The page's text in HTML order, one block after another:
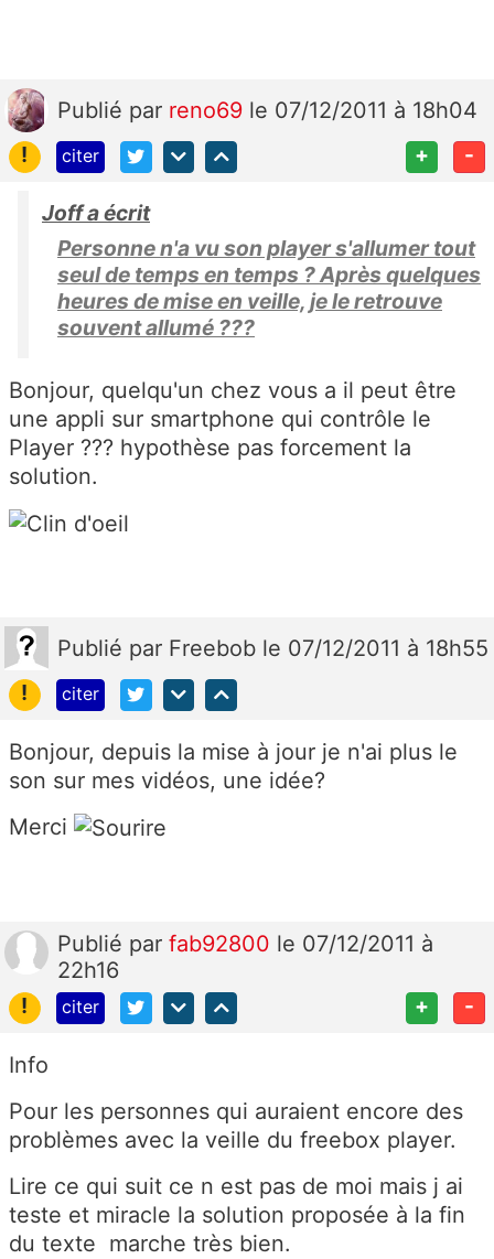
Publié par reno69 le 07/12/2011 à 18h04
!
citer + -
Joff a écrit
Personne n'a vu son player s'allumer tout
seul de temps en temps ? Après quelques
heures de mise en veille, je le retrouve
souvent allumé ???
Bonjour, quelqu'un chez vous a il peut être
une appli sur smartphone qui contrôle le
Player ??? hypothèse pas forcement la
solution.
Publié par Freebob le 07/12/2011 à 18h55
!
citer
Bonjour, depuis la mise à jour je n'ai plus le
son sur mes vidéos, une idée?
Merci
Publié par fab92800 le 07/12/2011 à
22h16
!
citer + -
Info
Pour les personnes qui auraient encore des
problèmes avec la veille du freebox player.
Lire ce qui suit ce n est pas de moi mais j ai
teste et miracle la solution proposée à la fin
du texte marche très bien.